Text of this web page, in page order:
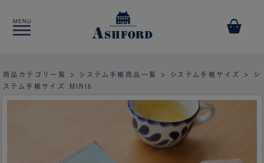
商品カテゴリ一覧 > システム手帳商品一覧 > システム手帳サイズ
> シ
ステム手帳サイズ MINI6